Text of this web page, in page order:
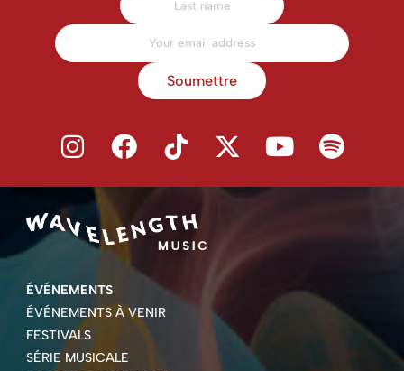
Soumettre
ÉVÉNEMENTS
ÉVÉNEMENTS À VENIR
FESTIVALS
SÉRIE MUSICALE